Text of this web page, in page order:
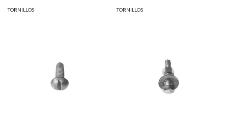
07240) MOD: TK-2026
TORNILLOS TORNILLOS